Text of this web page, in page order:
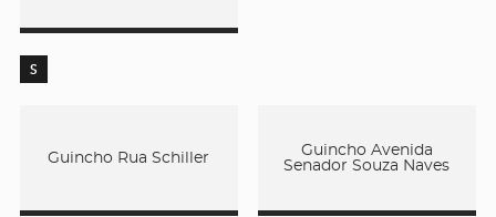
S
Guincho Rua Schiller
Guincho Avenida
Senador Souza Naves